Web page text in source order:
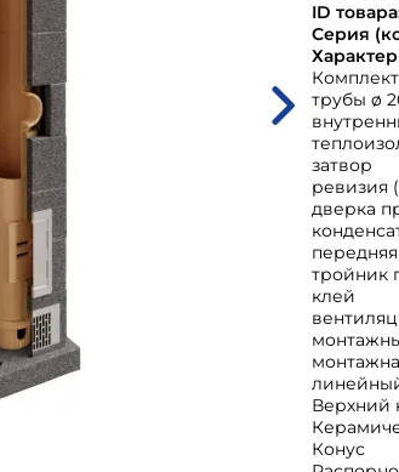
ID
Серия
трубы ø
затвор
ревизия
дверка
тройник
клей
Верхний
Конус